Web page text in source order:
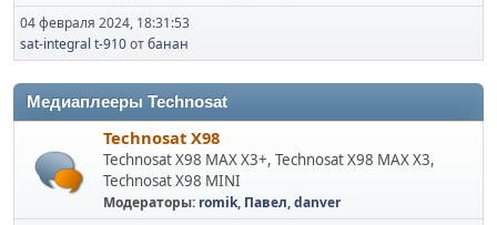
04 февраля 2024, 18:31:53
sat-integral t-910отбанан
Медиаплееры Technosat
Technosat X98
Technosat X98 MAX X3+, Technosat X98 MAX X3,
Technosat X98 MINI
Модераторы: romik, Павел,danver